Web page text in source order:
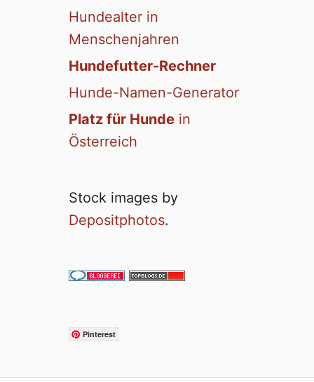
Hundealter in
Menschenjahren
Hundefutter-Rechner
Hunde-Namen-Generator
Platz für Hunde in
Österreich
Stock images by
Depositphotos.
Pinterest